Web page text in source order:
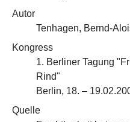
Autor
Tenhagen, Bernd-
Kongress
1. Berliner Tagung
Rind"
Berlin, 18. –
Quelle